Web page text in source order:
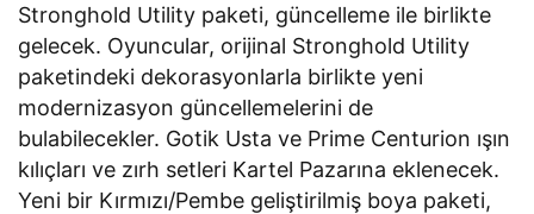
Stronghold Utility paketi, güncelleme ile birlikte
gelecek. Oyuncular, orijinal Stronghold Utility
paketindeki dekorasyonlarla birlikte yeni
modernizasyon güncellemelerini de
bulabilecekler. Gotik Usta ve Prime Centurion ışın
kılıçları ve zırh setleri Kartel Pazarına eklenecek.
Yeni bir Kırmızı/Pembe geliştirilmiş boya paketi,